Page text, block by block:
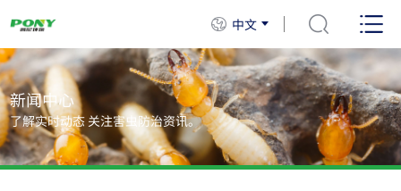
中文
新闻中心
了解实时动态 关注害虫防治资讯。